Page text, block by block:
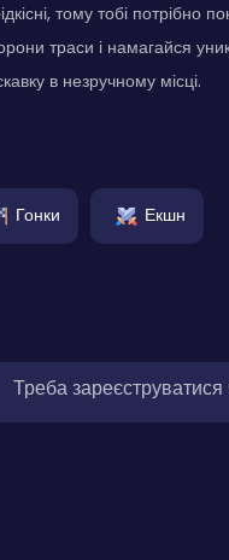
тому тобі потрібно
траси і намагайся
в незручному місці.
Гонки Екшн
Треба